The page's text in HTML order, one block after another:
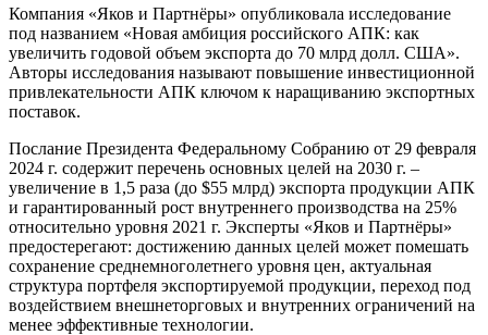
Компания «Яков и Партнёры» опубликовала исследование
под названием «Новая амбиция российского АПК: как
увеличить годовой объем экспорта до 70 млрд долл. США».
Авторы исследования называют повышение инвестиционной
привлекательности АПК ключом к наращиванию экспортных
поставок.
Послание Президента Федеральному Собранию от 29 февраля
2024 г. содержит перечень основных целей на 2030 г. –
увеличение в 1,5 раза (до $55 млрд) экспорта продукции АПК
и гарантированный рост внутреннего производства на 25%
относительно уровня 2021 г. Эксперты «Яков и Партнёры»
предостерегают: достижению данных целей может помешать
сохранение среднемноголетнего уровня цен, актуальная
структура портфеля экспортируемой продукции, переход под
воздействием внешнеторговых и внутренних ограничений на
менее эффективные технологии.